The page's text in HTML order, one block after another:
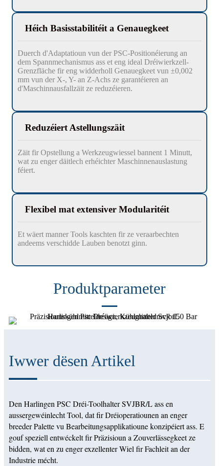
Héich Basisstabilitéit a Genauegkeet
Duerch d'Adaptatioun vun der PSC-Positionéierung an
dem Spannmechanismus ass et eng ideal Dréiwierkzell-
Grenzfläche fir eng widderholl Genauegkeet vun ±0,002
mm vun der X-, Y- an Z-Achs ze garantéieren an
d'Maschinnausfallzäit ze reduzéieren.
Reduzéiert Astellungszäit
Zäit fir Opstellung a Werkzeugwiessel bannent 1 Minutt,
wat zu enger däitlech erhéichter Maschinnenauslastung
féiert.
Flexibel mat extensiver Modularitéit
Et wäert manner Tools kaschten fir ze veraarbechten
andeems verschidde Lauben benotzt ginn.
Produktparameter
Iwwer dësen Artikel
Den Harlingen PSC Dréi-Toolhalter SVJBR/L ass en
aussergewéinlecht Tool, dat fir Dréioperatiounen an enger
breeder Palette vu Bearbeitungsapplikatioune konzipéiert ass. E
gouf speziell entwéckelt fir Präzisioun a Zouverlässegkeet ze
bidden, wat en zu enger exzellenter Wiel fir Fachleit an der
Industrie mécht.